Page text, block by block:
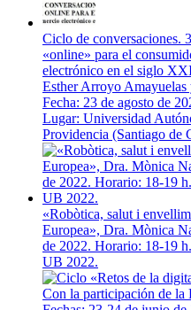
Ciclo de conversaciones.
«online» para el
electrónico en el siglo
Esther Arroyo
Fecha: 23 de agosto de
Lugar: Universidad
Providencia (Santiago de
«Robòtica, salut i
Europea», Dra. Mònica
de 2022. Horario: 18-19
UB 2022.